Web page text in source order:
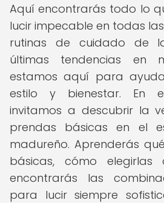
Aquí encontrarás todo lo
lucir impecable en todas
rutinas de cuidado de
últimas tendencias en
estamos aquí para
estilo y bienestar. En
invitamos a descubrir la
prendas básicas en el
madureño. Aprenderás
básicas, cómo elegirlas
encontrarás las
para lucir siempre